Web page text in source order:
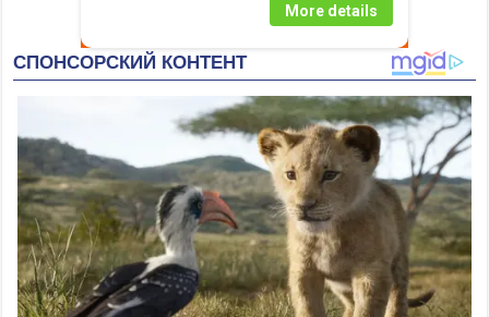
More details